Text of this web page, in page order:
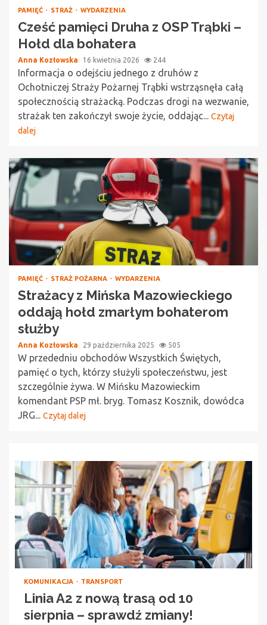
PAMIĘĆ STRAŻ WYDARZENIA
Cześć pamięci Druha z OSP Trąbki –
Hołd dla bohatera
Anna Kozłowska 16 kwietnia 2026 244
Informacja o odejściu jednego z druhów z
Ochotniczej Straży Pożarnej Trąbki wstrząsnęła całą
społecznością strażacką. Podczas drogi na wezwanie,
strażak ten zakończył swoje życie, oddając... Czytaj
dalej
PAMIĘĆ STRAŻ POŻARNA WYDARZENIA
Strażacy z Mińska Mazowieckiego
oddają hołd zmarłym bohaterom
służby
Anna Kozłowska 29 października 2025 505
W przededniu obchodów Wszystkich Świętych,
pamięć o tych, którzy służyli społeczeństwu, jest
szczególnie żywa. W Mińsku Mazowieckim
komendant PSP mł. bryg. Tomasz Kosznik, dowódca
JRG... Czytaj dalej
KOMUNIKACJA TRANSPORT
Linia A2 z nową trasą od 10
sierpnia – sprawdź zmiany!